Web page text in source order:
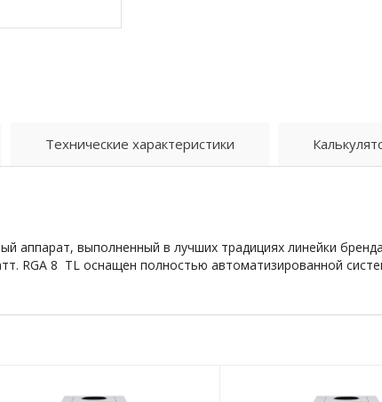
Технические характеристики
аппарат, выполненный в лучших традициях линейки
RGA 8 TL оснащен полностью автоматизированной